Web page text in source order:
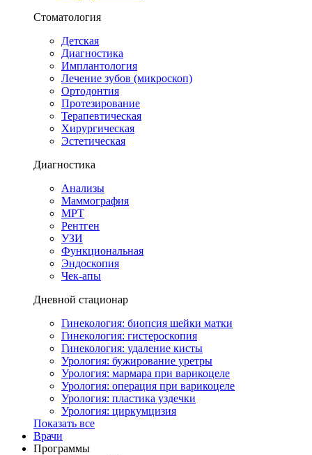
Стоматология
Детская
Диагностика
Имплантология
Лечение зубов (микроскоп)
Ортодонтия
Протезирование
Терапевтическая
Хирургическая
Эстетическая
Диагностика
Анализы
Маммография
МРТ
Рентген
УЗИ
Функциональная
Эндоскопия
Чек-апы
Дневной стационар
Гинекология: биопсия шейки матки
Гинекология: гистероскопия
Гинекология: удаление кисты
Урология: бужирование уретры
Урология: мармара при варикоцеле
Урология: операция при варикоцеле
Урология: пластика уздечки
Урология: циркумцизия
Показать все
Врачи
Программы